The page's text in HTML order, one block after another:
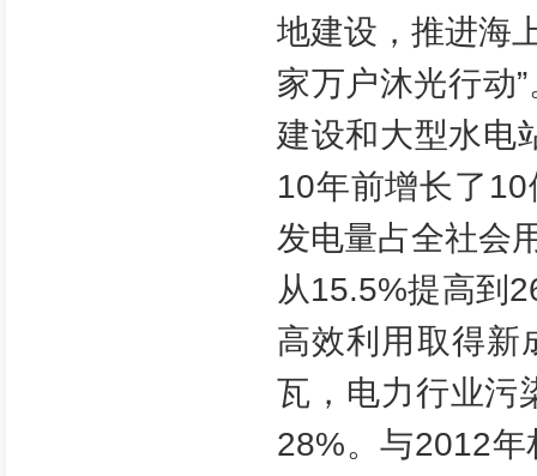
地建设，推进海
家万户沐光行动
建设和大型水电
10年前增长了
发电量占全社会
从15.5%提高到
高效利用取得新
瓦，电力行业污
28%。与2012